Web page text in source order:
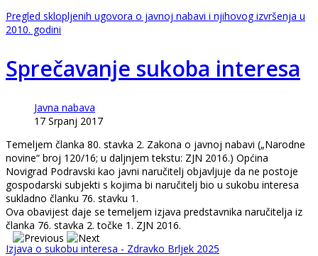
Pregled sklopljenih ugovora o javnoj nabavi i njihovog izvršenja u
2010. godini
Sprečavanje sukoba interesa
Javna nabava
17 Srpanj 2017
Temeljem članka 80. stavka 2. Zakona o javnoj nabavi („Narodne
novine“ broj 120/16; u daljnjem tekstu: ZJN 2016.) Općina
Novigrad Podravski kao javni naručitelj objavljuje da ne postoje
gospodarski subjekti s kojima bi naručitelj bio u sukobu interesa
sukladno članku 76. stavku 1.
Ova obavijest daje se temeljem izjava predstavnika naručitelja iz
članka 76. stavka 2. točke 1. ZJN 2016.
Izjava o sukobu interesa - Zdravko Brljek 2025